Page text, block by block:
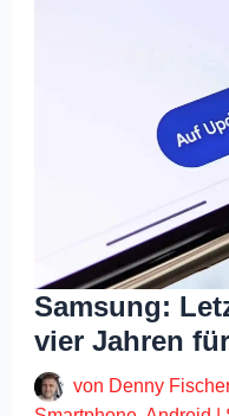
Samsung:
vier Jahren
von Denny